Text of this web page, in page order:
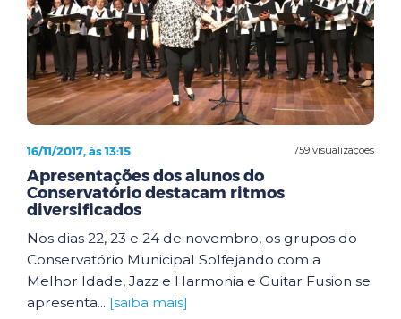
759 visualizações
16/11/2017, às 13:15
Apresentações dos alunos do
Conservatório destacam ritmos
diversificados
Nos dias 22, 23 e 24 de novembro, os grupos do
Conservatório Municipal Solfejando com a
Melhor Idade, Jazz e Harmonia e Guitar Fusion se
apresenta... [saiba mais]